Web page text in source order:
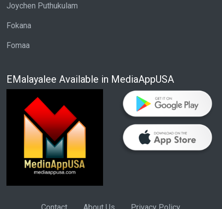
Joychen Puthukulam
Fokana
Fomaa
EMalayalee Available in MediaAppUSA